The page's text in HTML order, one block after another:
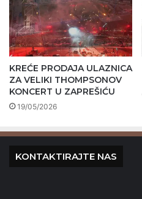
KREĆE PRODAJA ULAZNICA
ZA VELIKI THOMPSONOV
KONCERT U ZAPREŠIĆU
19/05/2026
KONTAKTIRAJTE NAS